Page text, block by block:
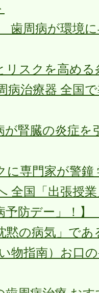
歯周病が環境
スクを高める
病治療器 全国
が腎臓の炎症
に専門家が警
全国「出張授
予防デー」！
黙の病気」で
物指南）お口